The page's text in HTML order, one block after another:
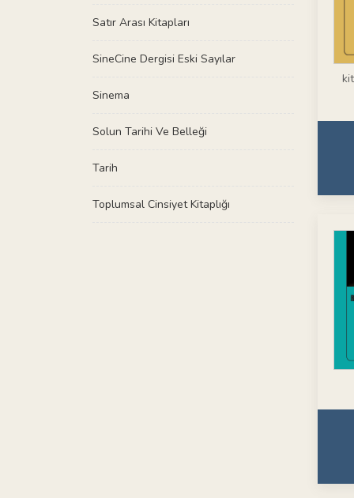
Satır Arası Kitapları
SineCine Dergisi Eski Sayılar
Sinema
Solun Tarihi Ve Belleği
Tarih
Toplumsal Cinsiyet Kitaplığı